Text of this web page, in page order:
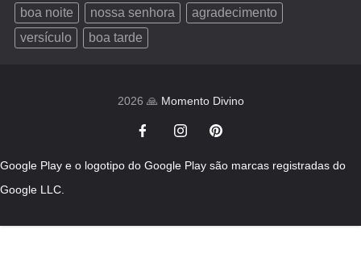
boa noite
nossa senhora
agradecimento
versículo
boa tarde
2026 🙏 Momento Divino
Google Play e o logotipo do Google Play são marcas registradas do
Google LLC.